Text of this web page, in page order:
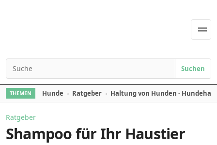
Search for:
Suchen
THEMEN Hunde Ratgeber Haltung von Hunden -
Ratgeber
Shampoo für Ihr Haustier